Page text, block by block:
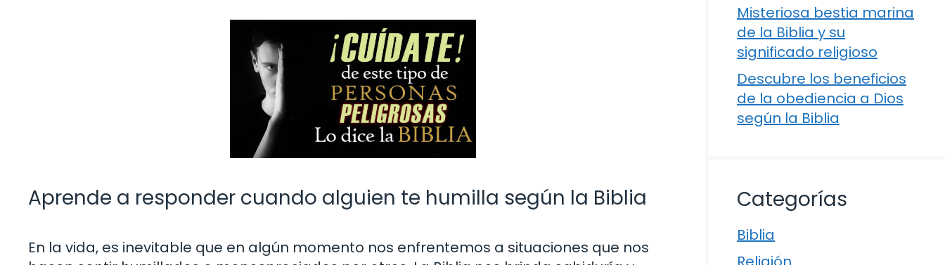
Aprende a responder cuando alguien te humilla según la Biblia
En la vida, es inevitable que en algún momento nos enfrentemos a situaciones que nos
Misteriosa bestia marina
de la Biblia y su
significado religioso
Descubre los beneficios
de la obediencia a Dios
según la Biblia
Categorías
Biblia